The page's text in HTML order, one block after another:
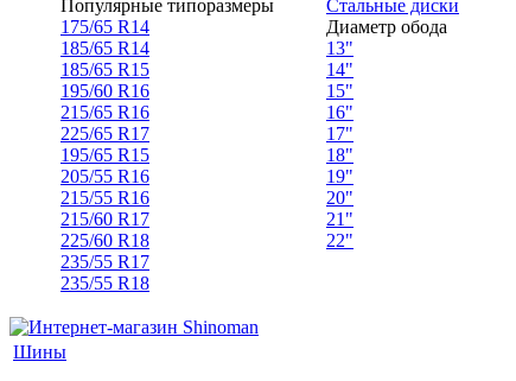
Популярные типоразмеры
175/65 R14
185/65 R14
185/65 R15
195/60 R16
215/65 R16
225/65 R17
195/65 R15
205/55 R16
215/55 R16
215/60 R17
225/60 R18
235/55 R17
235/55 R18
Стальные диски
Диаметр обода
13"
14"
15"
16"
17"
18"
19"
20"
21"
22"
Шины